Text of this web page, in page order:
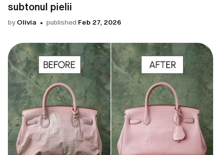
subtonul pielii
by Olivia published Feb 27, 2026